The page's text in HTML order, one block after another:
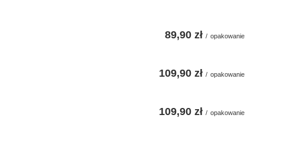
89,90 zł / opakowanie
109,90 zł / opakowanie
109,90 zł / opakowanie